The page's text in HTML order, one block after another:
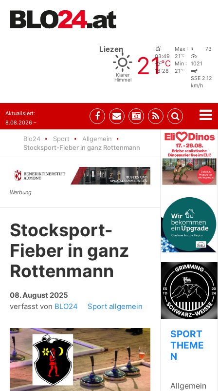
Liezen
Klarer
Himmel
21°C
03:49
18:28
Max :
21°C
Min :
21°C
73
1021
SSE 2.12
km/h
Aktualisiert:
8.08.2026 –
Blo24 Sport
Allgemein
Stocksport-Fieber in ganz Rottenmann
Stocksport-
Fieber in ganz
Rottenmann
08. August 2025
verfasst von BLO24 Sport allgemein
SPORT
THEME
N
Allgemein